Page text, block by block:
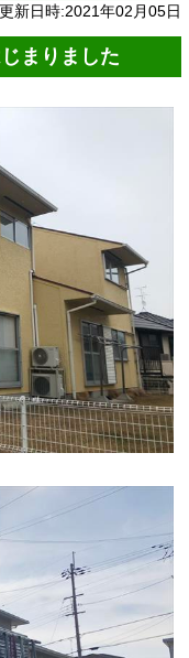
更新日時:2021年02月05日
まりました